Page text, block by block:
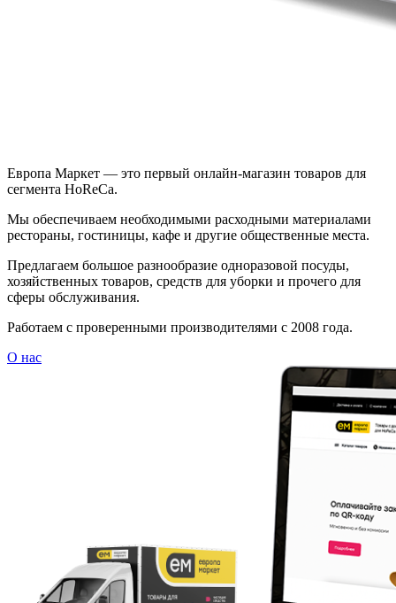
Европа Маркет — это первый онлайн-магазин товаров для
сегмента HoReCa.
Мы обеспечиваем необходимыми расходными материалами
рестораны, гостиницы, кафе и другие общественные места.
Предлагаем большое разнообразие одноразовой посуды,
хозяйственных товаров, средств для уборки и прочего для
сферы обслуживания.
Работаем с проверенными производителями с 2008 года.
О нас